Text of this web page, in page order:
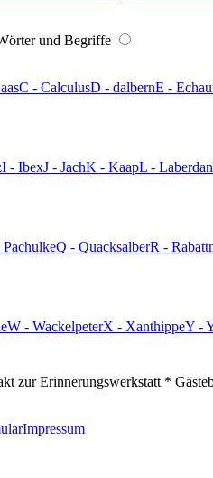
und Begriffe
C - CalculusD - dalbernE -
I - IbexJ - JachK - KaapL - Laberdan
PachulkeQ - QuacksalberR -
W - WackelpeterX - XanthippeY -
zur Erinnerungswerkstatt *
Impressum